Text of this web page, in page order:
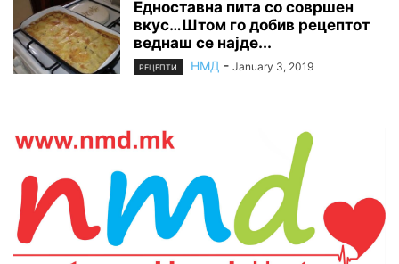
Едноставна пита со совршен
вкус…Штом го добив рецептот
веднаш се најде...
РЕЦЕПТИ НМД - January 3, 2019